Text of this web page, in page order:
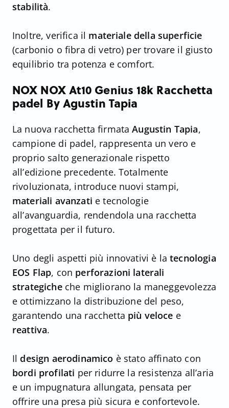
stabilità.
Inoltre, verifica il materiale della superficie
(carbonio o fibra di vetro) per trovare il giusto
equilibrio tra potenza e comfort.
NOX NOX At10 Genius 18k Racchetta
padel By Agustin Tapia
La nuova racchetta firmataAugustin Tapia,
campione di padel, rappresenta un vero e
proprio salto generazionale rispetto
all’edizione precedente. Totalmente
rivoluzionata, introduce nuovi stampi,
materiali avanzati e tecnologie
all’avanguardia, rendendola una racchetta
progettata per il futuro.
Uno degli aspetti più innovativi è latecnologia
EOS Flap, con perforazioni laterali
strategicheche migliorano la maneggevolezza
e ottimizzano la distribuzione del peso,
garantendo una racchetta più veloce e
reattiva.
Il design aerodinamico è stato affinato con
bordi profilati per ridurre la resistenza all’aria
e un impugnatura allungata, pensata per
offrire una presa più sicura e confortevole.